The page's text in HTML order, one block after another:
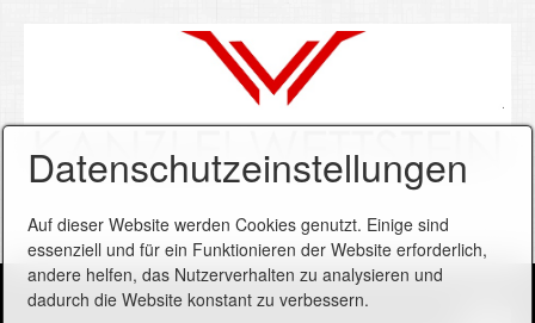
B
l
d
i
n
Datenschutzeinstellungen
Auf dieser Website werden Cookies genutzt. Einige sind
essenziell und für ein Funktionieren der Website erforderlich,
andere helfen, das Nutzerverhalten zu analysieren und
dadurch die Website konstant zu verbessern.